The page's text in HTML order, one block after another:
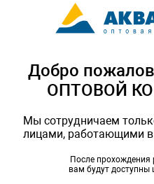
Добро
ОПТОВОЙ
Мы сотрудничаем
лицами, работающими в
После прохождения
вам будут доступны